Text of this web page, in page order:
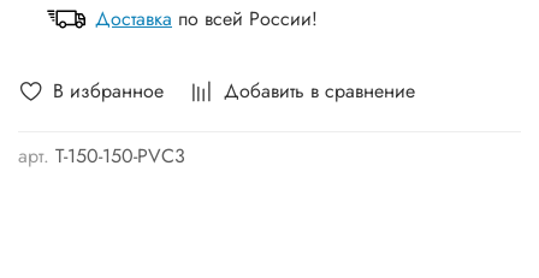
В избранное Добавить в сравнение
арт. T-150-150-PVC3
Доставка по всей России!